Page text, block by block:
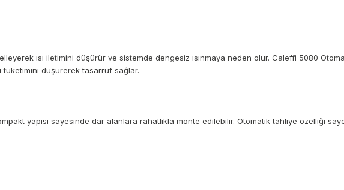
ısı iletimini düşürür ve sistemde dengesiz ısınmaya neden olur. Caleffi 5080
tüketimini düşürerek tasarruf sağlar.
yapısı sayesinde dar alanlara rahatlıkla monte edilebilir. Otomatik tahliye özelliği